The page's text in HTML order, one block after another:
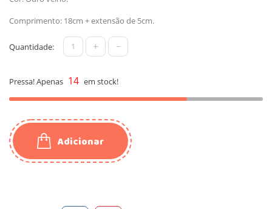
Comprimento: 18cm + extensão de 5cm.
Quantidade: + -
Pressa! Apenas 14 em stock!
Adicionar